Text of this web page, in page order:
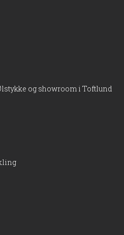
og showroom i Toftlund